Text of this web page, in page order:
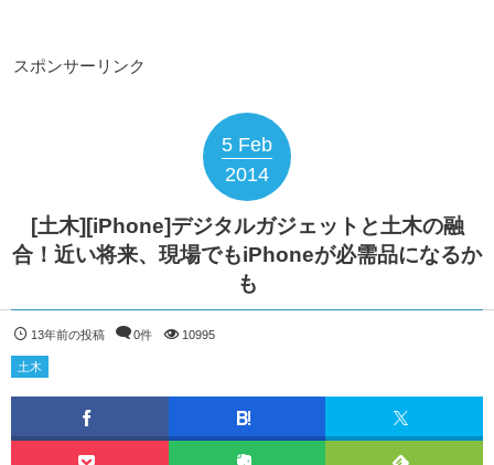
スポンサーリンク
5 Feb
2014
[土木][iPhone]デジタルガジェットと土木の融
合！近い将来、現場でもiPhoneが必需品になるか
も
13年前の投稿 0件 10995
土木